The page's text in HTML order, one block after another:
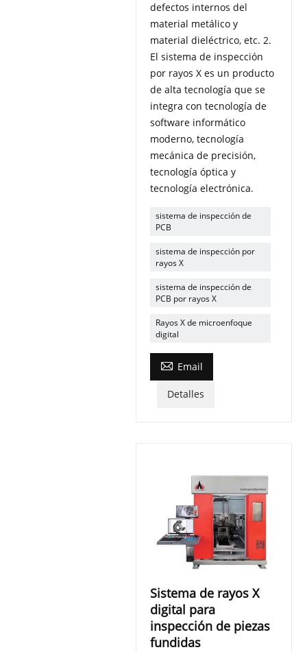
defectos internos del
material metálico y
material dieléctrico, etc. 2.
El sistema de inspección
por rayos X es un producto
de alta tecnología que se
integra con tecnología de
software informático
moderno, tecnología
mecánica de precisión,
tecnología óptica y
tecnología electrónica.
sistema de inspección de
PCB
sistema de inspección por
rayos X
sistema de inspección de
PCB por rayos X
Rayos X de microenfoque
digital
 Email
Detalles
Sistema de rayos X
digital para
inspección de piezas
fundidas